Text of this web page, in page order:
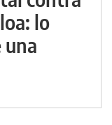
lo
una